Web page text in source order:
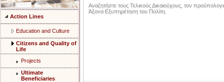
Action Lines
Education and Culture
Citizens and Quality of
Life
Projects
Ultimate
Beneficiaries
Αναζητήστε τους Τελικούς Δικαιούχους, τον
Άξονα Eξυπηρέτηση του Πολίτη.